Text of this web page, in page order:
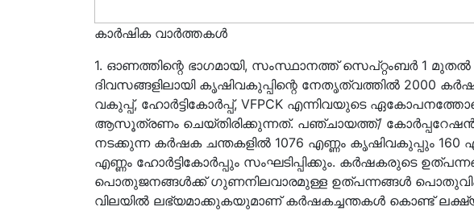
കാർഷിക വാർത്തകൾ
1. ഓണത്തിന്റെ ഭാഗമായി, സംസ്ഥാനത്ത് സെപ്റ്റംബർ 1
ദിവസങ്ങളിലായി കൃഷിവകുപ്പിന്റെ നേതൃത്വത്തില്‍ 2000
വകുപ്പ്, ഹോർട്ടികോർപ്പ്, VFPCK എന്നിവയുടെ
ആസൂത്രണം ചെയ്തിരിക്കുന്നത്. പഞ്ചായത്ത്/ കോര്‍പ്പറേഷന്‍/
നടക്കുന്ന കര്‍ഷക ചന്തകളില്‍ 1076 എണ്ണം കൃഷിവകുപ്പും 160
എണ്ണം ഹോര്‍ട്ടികോര്‍പ്പും സംഘടിപ്പിക്കും. കര്‍ഷകരുടെ
പൊതുജനങ്ങൾക്ക് ഗുണനിലവാരമുള്ള ഉത്പന്നങ്ങൾ
വിലയിൽ ലഭ്യമാക്കുകയുമാണ് കര്‍ഷകച്ചന്തകൾ കൊണ്ട്